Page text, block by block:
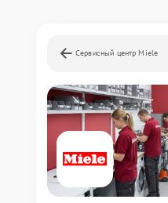
Сервисный центр Miele